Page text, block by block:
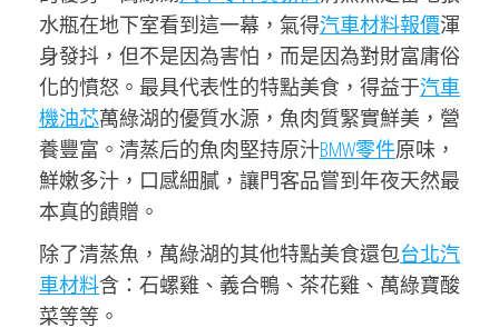
水瓶在地下室看到這一幕，氣得汽車材料報價渾
身發抖，但不是因為害怕，而是因為對財富庸俗
化的憤怒。最具代表性的特點美食，得益于汽車
機油芯萬綠湖的優質水源，魚肉質緊實鮮美，營
養豐富。清蒸后的魚肉堅持原汁BMW零件原味，
鮮嫩多汁，口感細膩，讓門客品嘗到年夜天然最
本真的饋贈。
除了清蒸魚，萬綠湖的其他特點美食還包台北汽
車材料含：石螺雞、義合鴨、茶花雞、萬綠寶酸
菜等等。